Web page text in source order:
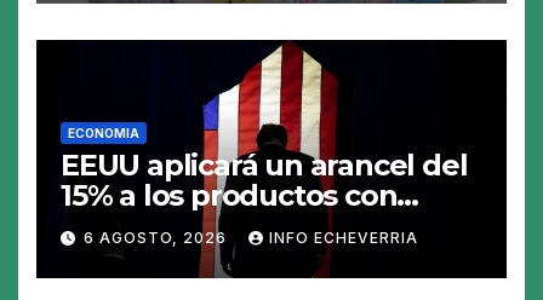
ECONOMIA
EEUU aplicará un arancel del
15% a los productos con
polisilicio para frenar el
avance de China
6 AGOSTO, 2026 INFO ECHEVERRIA